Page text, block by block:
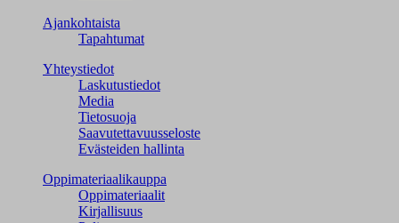
Ajankohtaista
Tapahtumat
Yhteystiedot
Laskutustiedot
Media
Tietosuoja
Saavutettavuusseloste
Evästeiden hallinta
Oppimateriaalikauppa
Oppimateriaalit
Kirjallisuus